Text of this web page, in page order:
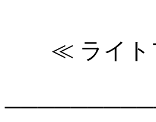
≪ ライト